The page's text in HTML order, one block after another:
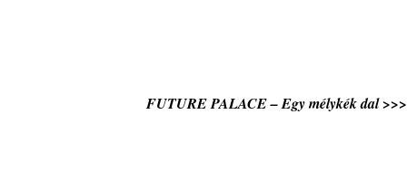
FUTURE PALACE – Egy mélykék dal >>>